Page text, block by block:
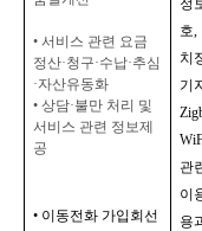
• 서비스 관련 요금
정산·청구·수납·추심
·자산유동화
• 상담·불만 처리 및
서비스 관련 정보제
공
• 이동전화 가입회선
정
호,
치
기
관
이
용